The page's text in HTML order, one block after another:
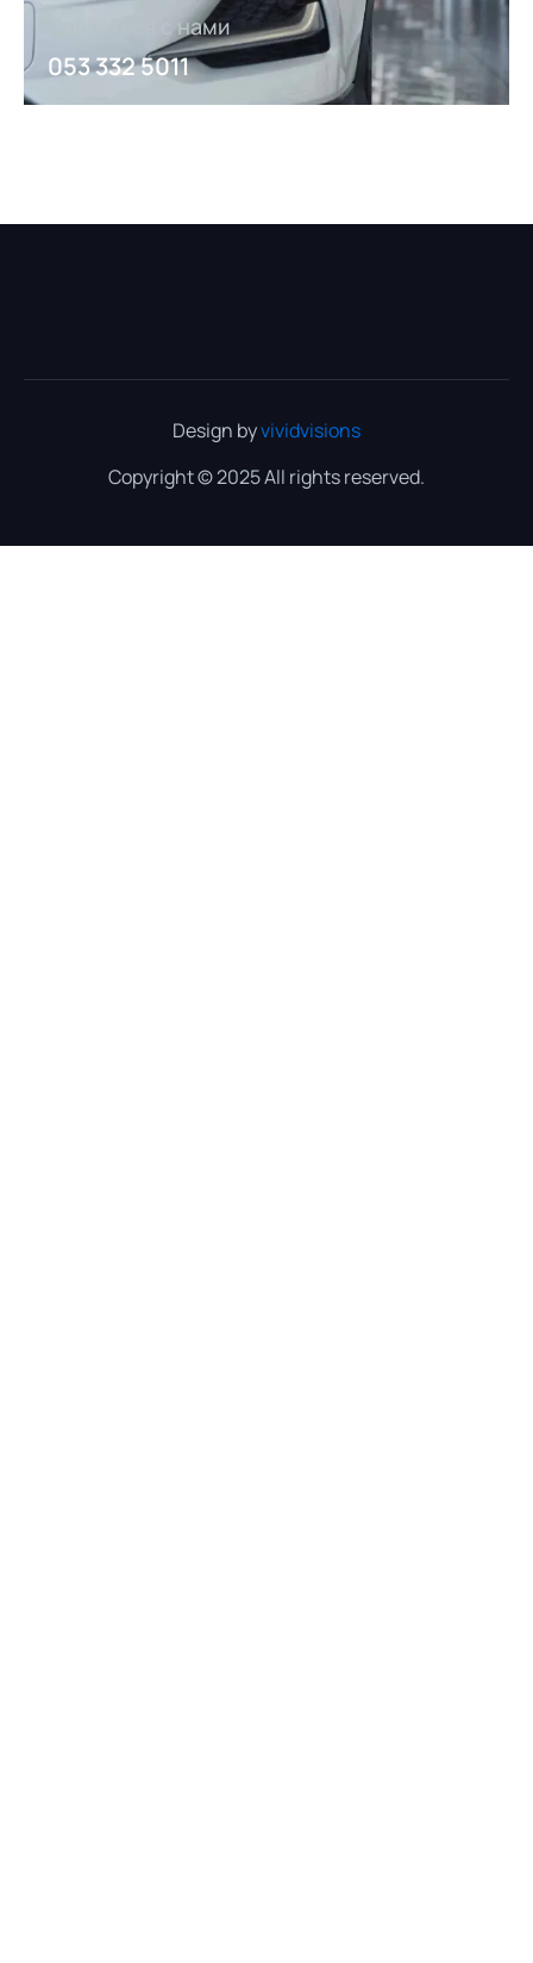
Связаться с нами
053 332 5011
Design byvividvisions
Copyright © 2025 All rights reserved.